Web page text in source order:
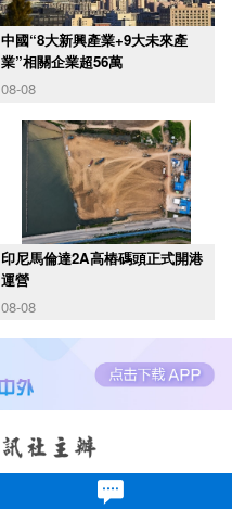
中國“8大新興產業+9大未來產
業”相關企業超56萬
08-08
印尼馬倫達2A高樁碼頭正式開港
運營
08-08